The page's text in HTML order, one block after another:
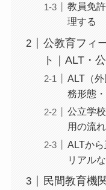
教員免
理する
公教育フィ
ト｜ALT・
ALT（
務形態
公立学
用の流れ
ALTか
リアル
民間教育機